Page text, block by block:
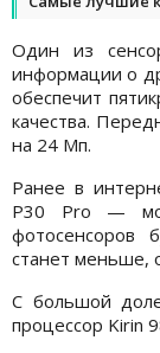
Один из
информации о
обеспечит
качества.
на 24 Мп.
Ранее в
P30 Pro —
фотосенсоров
станет меньше,
С большой
процессор Kirin